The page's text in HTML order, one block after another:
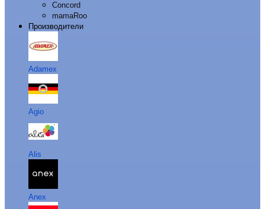
Concord
mamaRoo
Производители
Adamex
Agio
Alis
Anex